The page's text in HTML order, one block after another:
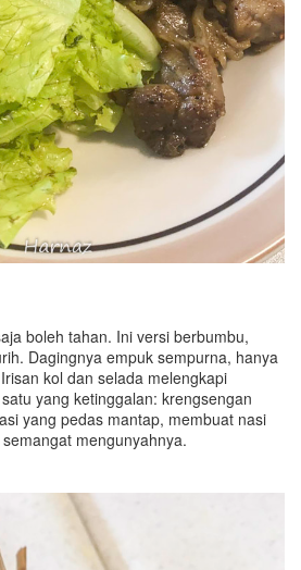
boleh tahan. Ini versi berbumbu,
Dagingnya empuk sempurna, hanya
kol dan selada melengkapi
yang ketinggalan: krengsengan
yang pedas mantap, membuat nasi
mengunyahnya.